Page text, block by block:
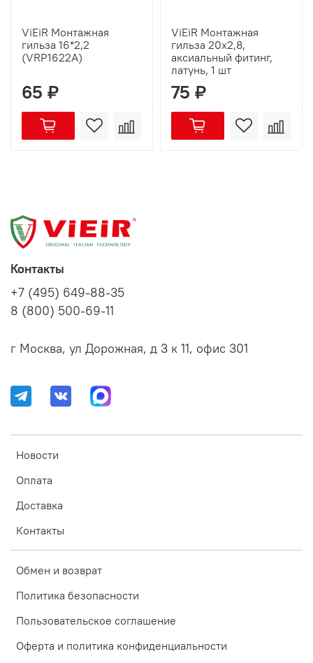
ViEiR Монтажная
гильза 16*2,2
(VRP1622A)
65 ₽
ViEiR Монтажная
гильза 20х2,8,
аксиальный фитинг,
латунь, 1 шт
75 ₽
Новости
Оплата
Доставка
Контакты
Обмен и возврат
Политика безопасности
Пользовательское соглашение
Оферта и политика конфиденциальности
Контакты
+7 (495) 649-88-35
8 (800) 500-69-11
г Москва, ул Дорожная, д 3 к 11, офис 301